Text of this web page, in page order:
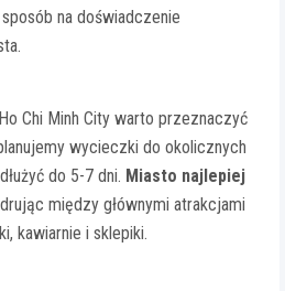
na doświadczenie
Chi Minh City warto przeznaczyć
wycieczki do okolicznych
do 5-7 dni. Miasto najlepiej
między głównymi atrakcjami
kawiarnie i sklepiki.